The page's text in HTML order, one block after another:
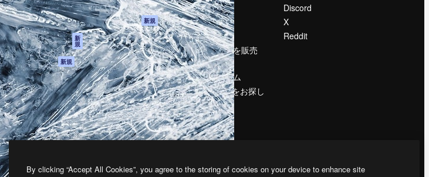
ストックコンテン
ツ
Claude/ChatGPT
向けMCP
新
規
エージェント 新規
API
モバイルアプリ
すべてのMagnificツ
ール
シー
オリジナル 新規
クッキーポリシー
トラストセンター
アフィリエイト
法人向け
ブログ
イベント
Slidesgo
コンテンツを販売
する
プレスルーム
magnific.aiをお探し
ですか？
Discord
X
Reddit
無断複写・転載を禁じます
By clicking “Accept All Cookies”, you agree to the storing of cookies on your device to enhance site